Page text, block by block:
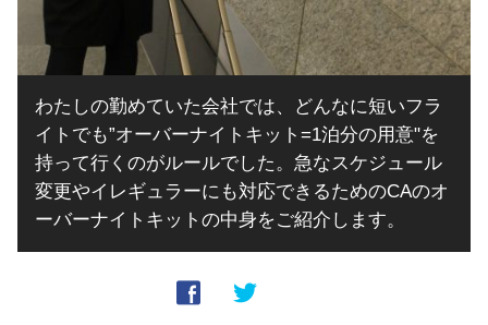
わたしの勤めていた会社では、どんなに短いフラ
イトでも”オーバーナイトキット=1泊分の用意"を
持って行くのがルールでした。急なスケジュール
変更やイレギュラーにも対応できるためのCAのオ
ーバーナイトキットの中身をご紹介します。